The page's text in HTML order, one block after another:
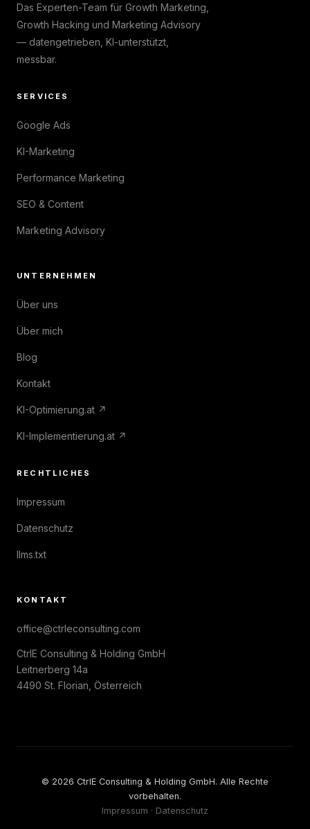
Das Experten-Team für Growth Marketing,
Growth Hacking und Marketing Advisory
— datengetrieben, KI-unterstützt,
messbar.
SERVICES
Google Ads
KI-Marketing
Performance Marketing
SEO & Content
Marketing Advisory
UNTERNEHMEN
Über uns
Über mich
Blog
Kontakt
KI-Optimierung.at ↗
KI-Implementierung.at ↗
RECHTLICHES
Impressum
Datenschutz
llms.txt
KONTAKT
office@ctrleconsulting.com
CtrlE Consulting & Holding GmbH
Leitnerberg 14a
4490 St. Florian, Österreich
© 2026 CtrlE Consulting & Holding GmbH. Alle Rechte
vorbehalten.
Impressum · Datenschutz